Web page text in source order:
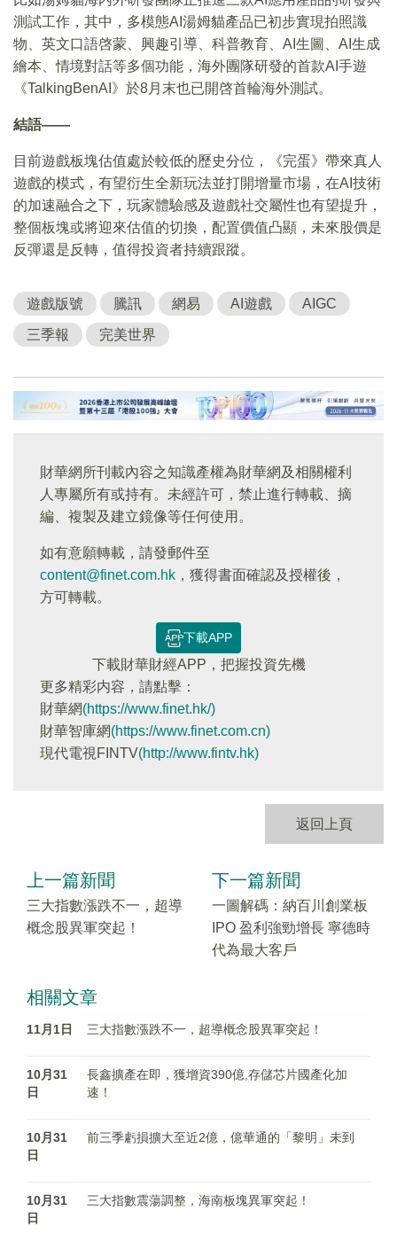
測試工作，其中，多模態AI湯姆貓產品已初步實現拍照識
物、英文口語啓蒙、興趣引導、科普教育、AI生圖、AI生成
繪本、情境對話等多個功能，海外團隊研發的首款AI手遊
《TalkingBenAI》於8月末也已開啓首輪海外測試。
結語——
目前遊戲板塊估值處於較低的歷史分位，《完蛋》帶來真人
遊戲的模式，有望衍生全新玩法並打開增量市場，在AI技術
的加速融合之下，玩家體驗感及遊戲社交屬性也有望提升，
整個板塊或將迎來估值的切換，配置價值凸顯，未來股價是
反彈還是反轉，值得投資者持續跟蹤。
遊戲版號 騰訊 網易 AI遊戲 AIGC
三季報 完美世界
財華網所刊載內容之知識產權為財華網及相關權利
人專屬所有或持有。未經許可，禁止進行轉載、摘
編、複製及建立鏡像等任何使用。
如有意願轉載，請發郵件至
content@finet.com.hk ，獲得書面確認及授權後，
方可轉載。
下載APP
下載財華財經APP，把握投資先機
更多精彩内容，請點擊：
財華網(https://www.finet.hk/)
財華智庫網(https://www.finet.com.cn)
現代電視FINTV(http://www.fintv.hk)
返回上頁
上一篇新聞
三大指數漲跌不一，超導
概念股異軍突起！
下一篇新聞
一圖解碼：納百川創業板
IPO 盈利強勁增長 寧德時
代為最大客戶
相關文章
11月1日 三大指數漲跌不一，超導概念股異軍突起！
10月31
日
長鑫擴產在即，獲增資390億,存儲芯片國產化加
速！
10月31
日
前三季虧損擴大至近2億，億華通的「黎明」未到
10月31
日
三大指數震蕩調整，海南板塊異軍突起！